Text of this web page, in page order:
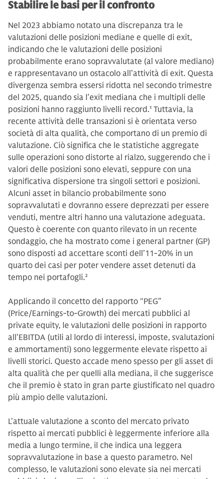
Stabilire le basi per il confronto
Nel 2023 abbiamo notato una discrepanza tra le
valutazioni delle posizioni mediane e quelle di exit,
indicando che le valutazioni delle posizioni
probabilmente erano sopravvalutate (al valore mediano)
e rappresentavano un ostacolo all’attività di exit. Questa
divergenza sembra essersi ridotta nel secondo trimestre
del 2025, quando sia l’exit mediana che i multipli delle
posizioni hanno raggiunto livelli record.1 Tuttavia, la
recente attività delle transazioni si è orientata verso
società di alta qualità, che comportano di un premio di
valutazione. Ciò significa che le statistiche aggregate
sulle operazioni sono distorte al rialzo, suggerendo che i
valori delle posizioni sono elevati, seppure con una
significativa dispersione tra singoli settori e posizioni.
Alcuni asset in bilancio probabilmente sono
sopravvalutati e dovranno essere deprezzati per essere
venduti, mentre altri hanno una valutazione adeguata.
Questo è coerente con quanto rilevato in un recente
sondaggio, che ha mostrato come i general partner (GP)
sono disposti ad accettare sconti dell’11-20% in un
quarto dei casi per poter vendere asset detenuti da
tempo nei portafogli.2
Applicando il concetto del rapporto “PEG”
(Price/Earnings-to-Growth) dei mercati pubblici al
private equity, le valutazioni delle posizioni in rapporto
all’EBITDA (utili al lordo di interessi, imposte, svalutazioni
e ammortamenti) sono leggermente elevate rispetto ai
livelli storici. Questo accade meno spesso per gli asset di
alta qualità che per quelli alla mediana, il che suggerisce
che il premio è stato in gran parte giustificato nel quadro
più ampio delle valutazioni.
L’attuale valutazione a sconto del mercato privato
rispetto ai mercati pubblici è leggermente inferiore alla
media a lungo termine, il che indica una leggera
sopravvalutazione in base a questo parametro. Nel
complesso, le valutazioni sono elevate sia nei mercati